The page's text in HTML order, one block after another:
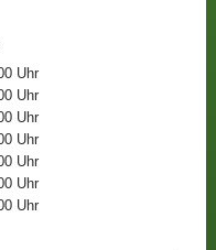
Uhr
Uhr
Uhr
Uhr
Uhr
Uhr
Uhr